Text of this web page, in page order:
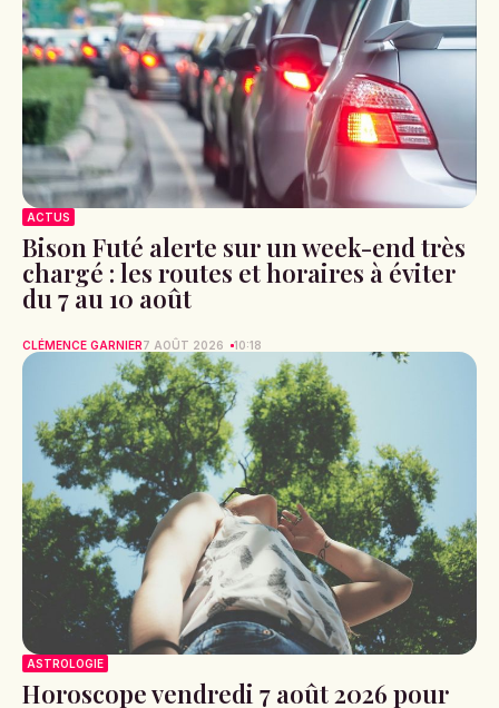
ACTUS
Bison Futé alerte sur un week-end très
chargé : les routes et horaires à éviter
du 7 au 10 août
CLÉMENCE GARNIER7 AOÛT 2026 10:18
ASTROLOGIE
Horoscope vendredi 7 août 2026 pour